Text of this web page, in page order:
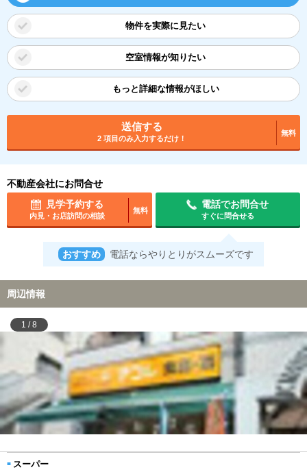
物件を実際に見たい
空室情報が知りたい
もっと詳細な情報がほしい
送信する
2 項目のみ入力するだけ！
無料
不動産会社にお問合せ
見学予約する
内見・お店訪問の相談
無料
電話でお問合せ
すぐに問合せる
おすすめ 電話ならやりとりがスムーズです
周辺情報
1 /8
スーパー